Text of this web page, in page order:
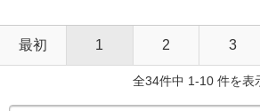
最初 1 2 3
全34件中 1-10 件を表